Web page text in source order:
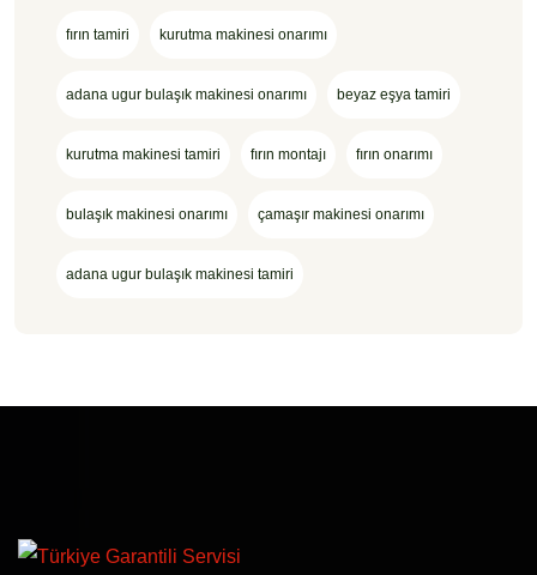
fırın tamiri kurutma makinesi onarımı
adana ugur bulaşık makinesi onarımı beyaz eşya tamiri
kurutma makinesi tamiri fırın montajı fırın onarımı
bulaşık makinesi onarımı çamaşır makinesi onarımı
adana ugur bulaşık makinesi tamiri